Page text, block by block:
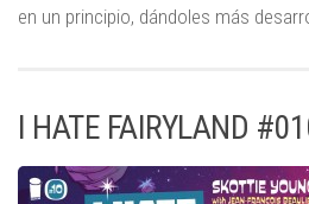
en un principio, dándoles más
I HATE FAIRYLAND